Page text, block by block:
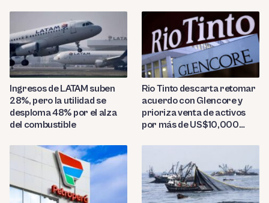
Ingresos de LATAM suben
28%, pero la utilidad se
desploma 48% por el alza
del combustible
Rio Tinto descarta retomar
acuerdo con Glencore y
prioriza venta de activos
por más de US$10,000